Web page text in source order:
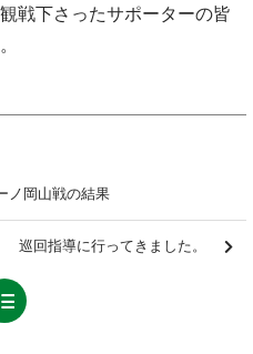
戦下さったサポーターの皆
ノ岡山戦の結果
巡回指導に行ってきました。